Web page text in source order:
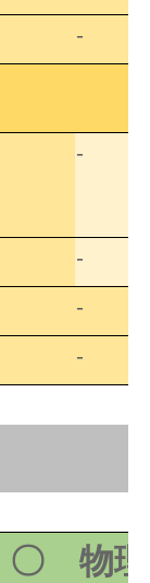
-
-
-
-
-
〇 物理